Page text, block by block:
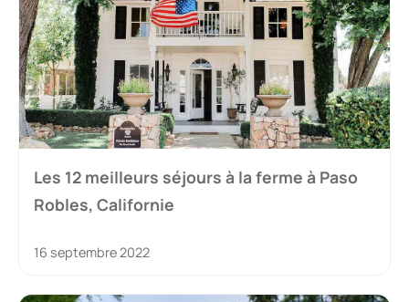
Les 12 meilleurs séjours à la ferme à Paso
Robles, Californie
16 septembre 2022